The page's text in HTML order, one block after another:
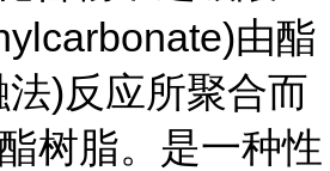
由酯
)反应所聚合而
树脂。是一种性